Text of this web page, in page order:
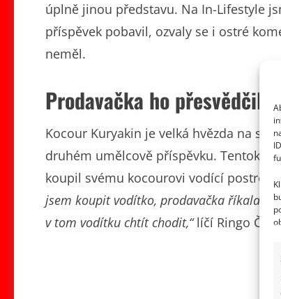
úplně jinou představu. Na In-Lifestyle
příspěvek pobavil, ozvaly se i ostré
neměl.
Prodavačka ho
Kocour Kuryakin je velká hvězda na
druhém umělcově příspěvku. Tentokrát
koupil svému kocourovi vodící postroj
jsem koupit vodítko, prodavačka říkala,
v tom vodítku chtít chodit,“líčí Ringo